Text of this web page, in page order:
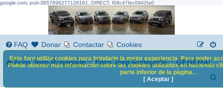
google.com, pub-3857996277126161, DIRECT, f08c47fec0942fa0
FAQ Donar Contactar Cookies
Foro Jeep Renegade Foro Jeep Renegade GENERAL
Este foro utiliza cookies para brindarle la mejor experiencia. Para poder
Puede obtener más información sobre las cookies utilizadas en haciendo
parte inferior de la página. .
[ Aceptar ]